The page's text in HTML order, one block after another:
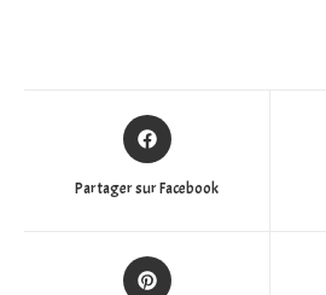
Partager sur Facebook